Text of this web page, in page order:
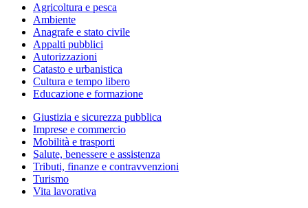
Agricoltura e pesca
Ambiente
Anagrafe e stato civile
Appalti pubblici
Autorizzazioni
Catasto e urbanistica
Cultura e tempo libero
Educazione e formazione
Giustizia e sicurezza pubblica
Imprese e commercio
Mobilità e trasporti
Salute, benessere e assistenza
Tributi, finanze e contravvenzioni
Turismo
Vita lavorativa